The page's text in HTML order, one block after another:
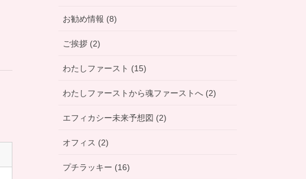
お勧め情報 (8)
ご挨拶 (2)
わたしファースト (15)
わたしファーストから魂ファーストへ (2)
エフィカシー未来予想図 (2)
オフィス (2)
プチラッキー (16)